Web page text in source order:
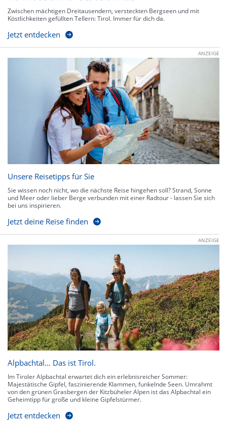
Zwischen mächtigen Dreitausendern, versteckten Bergseen und mit
Köstlichkeiten gefüllten Tellern: Tirol. Immer für dich da.
Jetzt entdecken
ANZEIGE
Unsere Reisetipps für Sie
Sie wissen noch nicht, wo die nächste Reise hingehen soll? Strand, Sonne
und Meer oder lieber Berge verbunden mit einer Radtour - lassen Sie sich
bei uns inspirieren.
Jetzt deine Reise finden
ANZEIGE
Alpbachtal… Das ist Tirol.
Im Tiroler Alpbachtal erwartet dich ein erlebnisreicher Sommer:
Majestätische Gipfel, faszinierende Klammen, funkelnde Seen. Umrahmt
von den grünen Grasbergen der Kitzbüheler Alpen ist das Alpbachtal ein
Geheimtipp für große und kleine Gipfelstürmer.
Jetzt entdecken